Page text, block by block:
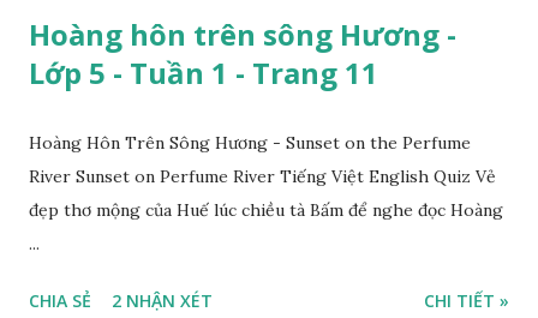
Hoàng hôn trên sông Hương -
Lớp 5 - Tuần 1 - Trang 11
Hoàng Hôn Trên Sông Hương - Sunset on the Perfume
River Sunset on Perfume River Tiếng Việt English Quiz Vẻ
đẹp thơ mộng của Huế lúc chiều tà Bấm để nghe đọc Hoàng
...
CHIA SẺ 2 NHẬN XÉT CHI TIẾT »